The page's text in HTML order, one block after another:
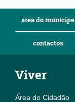
área do munícipe
contactos
Viver
Área do Cidadão